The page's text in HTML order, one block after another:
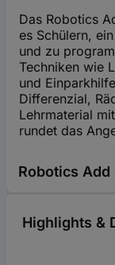
Das Robotics
es Schülern,
und zu
Techniken wie
und
Differenzial,
Lehrmaterial
rundet das
Robotics
Highlights &